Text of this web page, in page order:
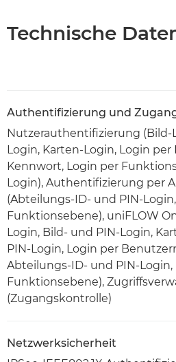
Technische
Authentifizierung und
Nutzerauthentifizierung (Bild-
Login, Karten-Login, Login
Kennwort, Login per
Login), Authentifizierung per
(Abteilungs-ID- und PIN-
Funktionsebene), uniFLOW
Login, Bild- und PIN-Login,
PIN-Login, Login per
Abteilungs-ID- und PIN-Login,
Funktionsebene),
(Zugangskontrolle)
Netzwerksicherheit